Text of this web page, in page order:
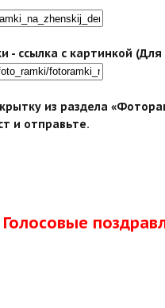
- ссылка с картинкой
из раздела
и отправьте.
Голосовые